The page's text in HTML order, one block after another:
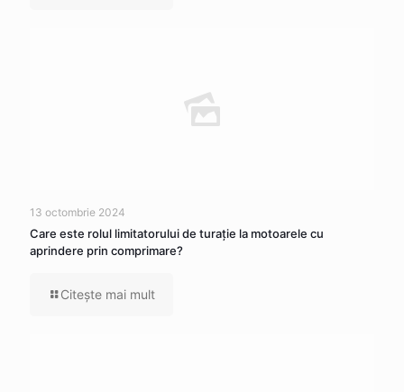
13 octombrie 2024
Care este rolul limitatorului de turație la motoarele cu
aprindere prin comprimare?
Citeşte mai mult